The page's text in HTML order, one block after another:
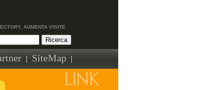
AUMENTA VISITE
| SiteMap |